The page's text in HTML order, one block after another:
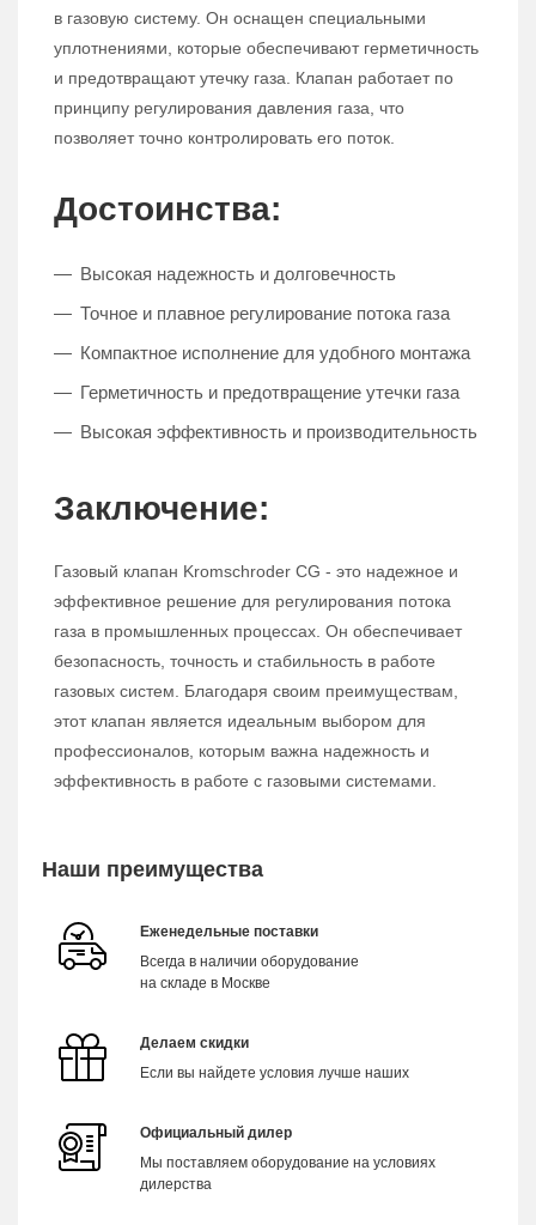
в газовую систему. Он оснащен специальными
уплотнениями, которые обеспечивают герметичность
и предотвращают утечку газа. Клапан работает по
принципу регулирования давления газа, что
позволяет точно контролировать его поток.
Достоинства:
Высокая надежность и долговечность
Точное и плавное регулирование потока газа
Компактное исполнение для удобного монтажа
Герметичность и предотвращение утечки газа
Высокая эффективность и производительность
Заключение:
Газовый клапан Kromschroder CG - это надежное и
эффективное решение для регулирования потока
газа в промышленных процессах. Он обеспечивает
безопасность, точность и стабильность в работе
газовых систем. Благодаря своим преимуществам,
этот клапан является идеальным выбором для
профессионалов, которым важна надежность и
эффективность в работе с газовыми системами.
Наши преимущества
Еженедельные поставки
Всегда в наличии оборудование
на складе в Москве
Делаем скидки
Если вы найдете условия лучше наших
Официальный дилер
Мы поставляем оборудование на условиях
дилерства